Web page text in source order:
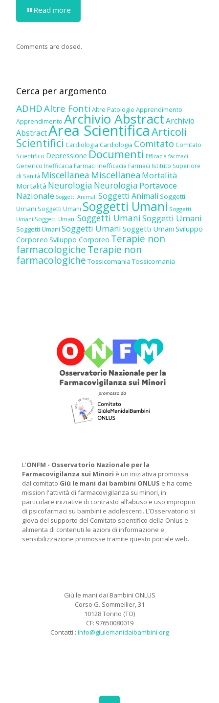
Read more
Comments are closed.
Cerca per argomento
ADHDAltre Fonti Altre Patologie Apprendimento
Apprendimento Archivio AbstractArchivio
AbstractArea ScientificaArticoli
Scientifici Cardiologia Cardiologia Comitato Comitato
Scientifico Depressione Documenti Efficacia farmaci
Generico Inefficacia Farmaci Inefficacia Farmaci Istituto Superiore
di Sanità Miscellanea Miscellanea Mortalità
Mortalità Neurologia Neurologia Portavoce
Nazionale Soggetti Animali Soggetti Animali Soggetti
Umani Soggetti Umani Soggetti Umani Soggetti
Umani Soggetti Umani Soggetti UmaniSoggetti Umani
Soggetti Umani Soggetti Umani Soggetti Umani Sviluppo
Corporeo Sviluppo Corporeo Terapie non
farmacologicheTerapie non
farmacologiche Tossicomania Tossicomania
L'ONFM - Osservatorio Nazionale per la
Farmacovigilanza sui Minori è un iniziativa promossa
dal comitato Giù le mani dai bambini ONLUS e ha come
mission l'attività di farmacovigilanza su minori, in
particolare iniziative di contrasto all’abuso e uso improprio
di psicofarmaci su bambini e adolescenti. L’Osservatorio si
giova del supporto del Comitato scientifico della Onlus e
alimenta di contenuti le azioni di informazione e
sensibilizzazione promosse tramite questo portale web.
Giù le mani dai Bambini ONLUS
Corso G. Sommeilier, 31
10128 Torino (TO)
CF: 97650080019
Contatti : info@giulemanidaibambini.org